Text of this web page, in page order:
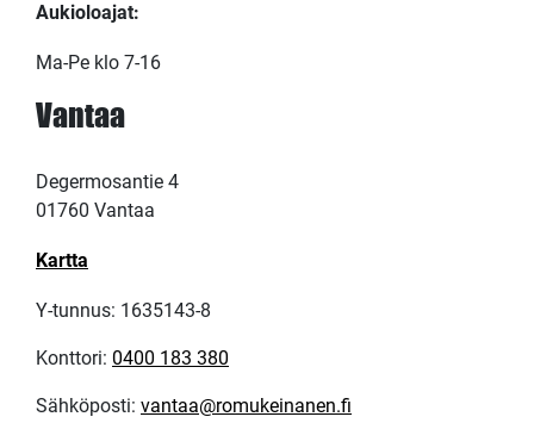
Aukioloajat:
Ma-Pe klo 7-16
Vantaa
Degermosantie 4
01760 Vantaa
Kartta
Y-tunnus: 1635143-8
Konttori: 0400 183 380
Sähköposti: vantaa@romukeinanen.fi